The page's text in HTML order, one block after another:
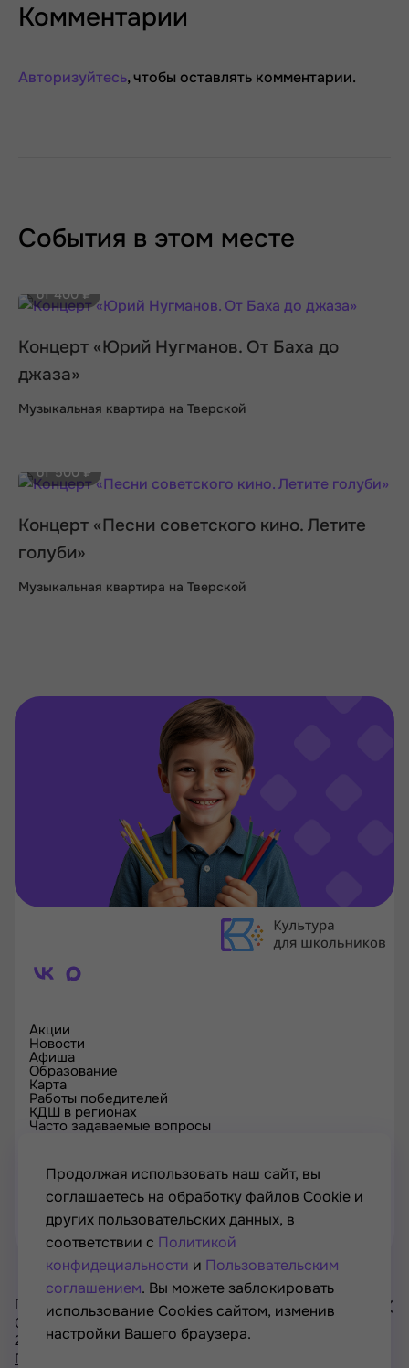
Комментарии
Авторизуйтесь, чтобы оставлять комментарии.
События в этом месте
от 400 ₽
Концерт «Юрий Нугманов. От Баха до
джаза»
Музыкальная квартира на Тверской
от 500 ₽
Концерт «Песни советского кино. Летите
голуби»
Музыкальная квартира на Тверской
Акции
Новости
Афиша
Образование
Карта
Работы победителей
КДШ в регионах
Часто задаваемые вопросы
Проверка сертификата
Контакты
Проект Минкультуры России, Минпросвещения России
© РОСКУЛЬТПРОЕКТ, Российский фонд культуры, 2021—
2026
Политика конфиденциальности
Продолжая использовать наш сайт, вы
соглашаетесь на обработку файлов Cookie и
других пользовательских данных, в
соответствии с Политикой
конфидециальности и Пользовательским
соглашением. Вы можете заблокировать
использование Cookies сайтом, изменив
настройки Вашего браузера.